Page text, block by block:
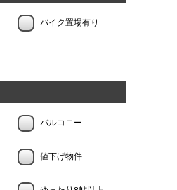
バイク置場有り
バルコニー
値下げ物件